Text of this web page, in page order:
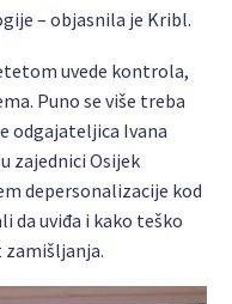
– objasnila je Kribl.
uvede kontrola,
Puno se više treba
odgajateljica Ivana
zajednici Osijek
depersonalizacije kod
da uviđa i kako teško
zamišljanja.